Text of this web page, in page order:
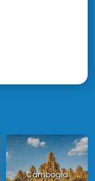
Cambogia